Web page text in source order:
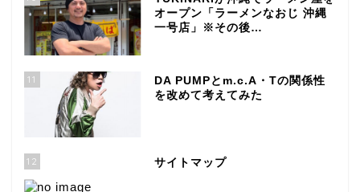
オープン「ラーメンなおじ 沖縄
一号店」※その後…
11
DA PUMPとm.c.A・Tの関係性
を改めて考えてみた
12 サイトマップ